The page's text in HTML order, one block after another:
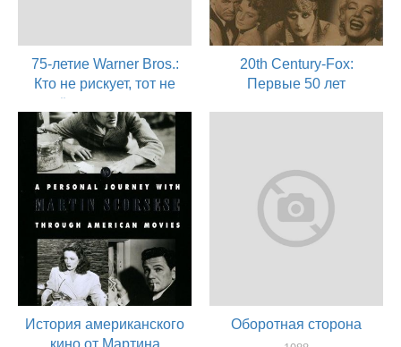
75-летие Warner Bros.:
Кто не рискует, тот не
пьёт шампанского
1998
актер
20th Century-Fox:
Первые 50 лет
История американского
Оборотная сторона